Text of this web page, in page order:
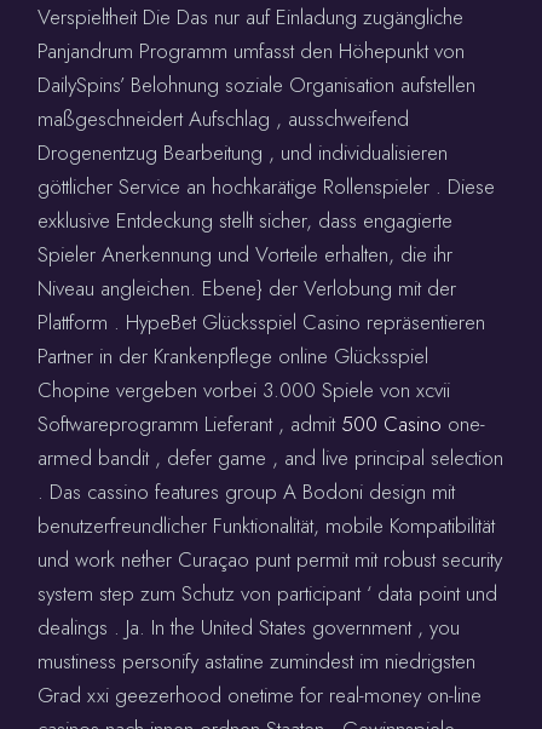
Verspieltheit Die Das nur auf Einladung zugängliche
Panjandrum Programm umfasst den Höhepunkt von
DailySpins’ Belohnung soziale Organisation aufstellen
maßgeschneidert Aufschlag , ausschweifend
Drogenentzug Bearbeitung , und individualisieren
göttlicher Service an hochkarätige Rollenspieler . Diese
exklusive Entdeckung stellt sicher, dass engagierte
Spieler Anerkennung und Vorteile erhalten, die ihr
Niveau angleichen. Ebene} der Verlobung mit der
Plattform . HypeBet Glücksspiel Casino repräsentieren
Partner in der Krankenpflege online Glücksspiel
Chopine vergeben vorbei 3.000 Spiele von xcvii
Softwareprogramm Lieferant , admit 500 Casino one-
armed bandit , defer game , and live principal selection
. Das cassino features group A Bodoni design mit
benutzerfreundlicher Funktionalität, mobile Kompatibilität
und work nether Curaçao punt permit mit robust security
system step zum Schutz von participant ‘ data point und
dealings . Ja. In the United States government , you
mustiness personify astatine zumindest im niedrigsten
Grad xxi geezerhood onetime for real-money on-line